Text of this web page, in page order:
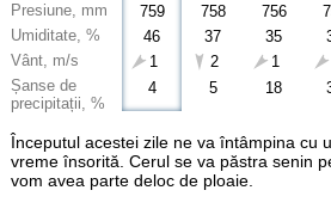
Presiune, mm
Umiditate, %
Vânt, m/s
Șanse de
precipitații, %
759
46
1
4
758
37
2
5
756
35
1
18
Începutul acestei zile ne va întâmpina cu
vreme însorită. Cerul se va păstra senin
vom avea parte deloc de ploaie.